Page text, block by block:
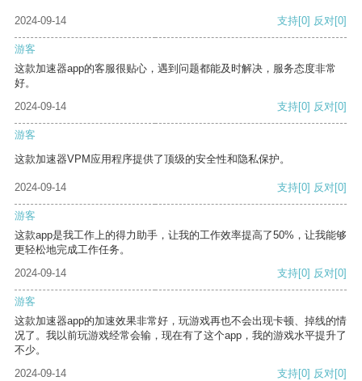
2024-09-14 支持[0] 反对[0]
游客
这款加速器app的客服很贴心，遇到问题都能及时解决，服务态度非常
好。
2024-09-14
支持[0] 反对[0]
游客
这款加速器VPM应用程序提供了顶级的安全性和隐私保护。
2024-09-14 支持[0] 反对[0]
游客
这款app是我工作上的得力助手，让我的工作效率提高了50%，让我能够
更轻松地完成工作任务。
2024-09-14
支持[0] 反对[0]
游客
这款加速器app的加速效果非常好，玩游戏再也不会出现卡顿、掉线的情
况了。我以前玩游戏经常会输，现在有了这个app，我的游戏水平提升了
不少。
2024-09-14
支持[0] 反对[0]